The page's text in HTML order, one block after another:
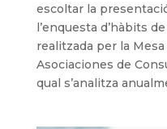
escoltar la
l’enquesta d’hàbits
realitzada per la
Asociaciones de
qual s’analitza